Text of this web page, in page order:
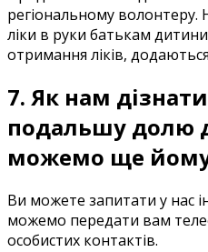
регіональному волонтеру.
ліки в руки батькам дитини
отримання ліків, додаються
7. Як нам
подальшу долю
можемо ще
Ви можете запитати у нас
можемо передати вам
особистих контактів.